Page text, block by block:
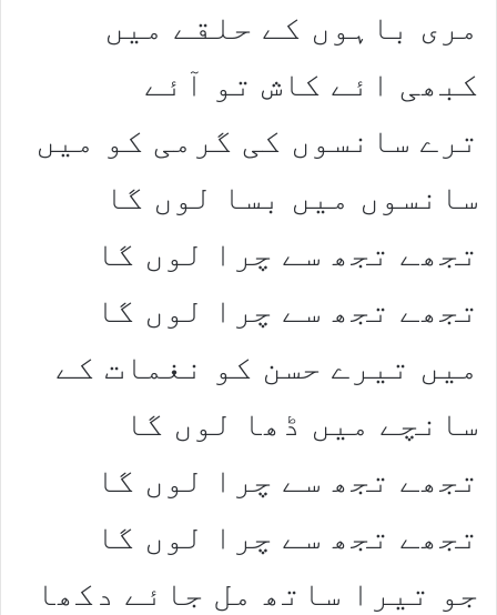
مری باہوں کے حلقے میں
کبھی ائے کاش تو آئے
ترے سانسوں کی گرمی کو میں
سانسوں میں بسا لوں گا
تجھے تجھ سے چرا لوں گا
تجھے تجھ سے چرا لوں گا
میں تیرے حسن کو نغمات کے
سانچے میں ڈھا لوں گا
تجھے تجھ سے چرا لوں گا
تجھے تجھ سے چرا لوں گا
جو تیرا ساتھ مل جائے دکھا